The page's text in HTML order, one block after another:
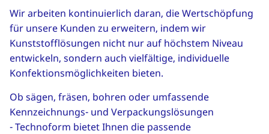
Wir arbeiten kontinuierlich daran, die Wertschöpfung
für unsere Kunden zu erweitern, indem wir
Kunststofflösungen nicht nur auf höchstem Niveau
entwickeln, sondern auch vielfältige, individuelle
Konfektionsmöglichkeiten bieten.
Ob sägen, fräsen, bohren oder umfassende
Kennzeichnungs- und Verpackungslösungen
- Technoform bietet Ihnen die passende